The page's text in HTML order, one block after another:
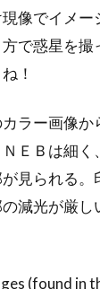
像でイメー
で惑星を撮
！
ラー画像か
ＥＢは細く
見られる。
減光が厳し
(found in